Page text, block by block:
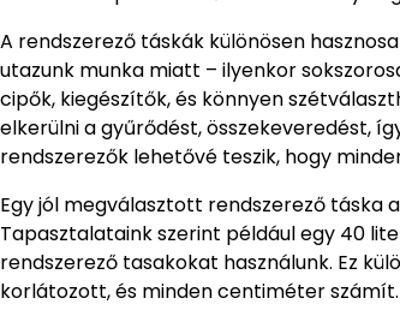
A rendszerező táskák különösen
utazunk munka miatt – ilyenkor
cipők, kiegészítők, és könnyen
elkerülni a gyűrődést, összekeveredést,
rendszerezők lehetővé teszik, hogy
Egy jól megválasztott rendszerező táska
Tapasztalataink szerint például egy 40
rendszerező tasakokat használunk. Ez
korlátozott, és minden centiméter számít.